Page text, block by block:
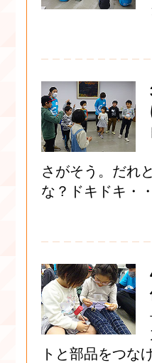
さがそう。だれ
な？ドキドキ・
トと部品をつな